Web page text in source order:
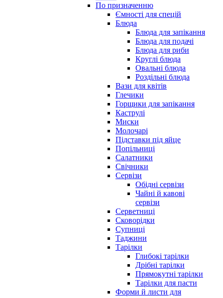
По призначенню
Ємності для спецій
Блюда
Блюда для запікання
Блюда для подачі
Блюда для риби
Круглі блюда
Овальні блюда
Роздільні блюда
Вази для квітів
Глечики
Горщики для запікання
Каструлі
Миски
Молочарі
Підставки під яйце
Попільниці
Салатники
Свічники
Сервізи
Обідні сервізи
Чайні й кавові
сервізи
Серветниці
Сковорідки
Супниці
Таджини
Тарілки
Глибокі тарілки
Дрібні тарілки
Прямокутні тарілки
Тарілки для пасти
Форми й листи для